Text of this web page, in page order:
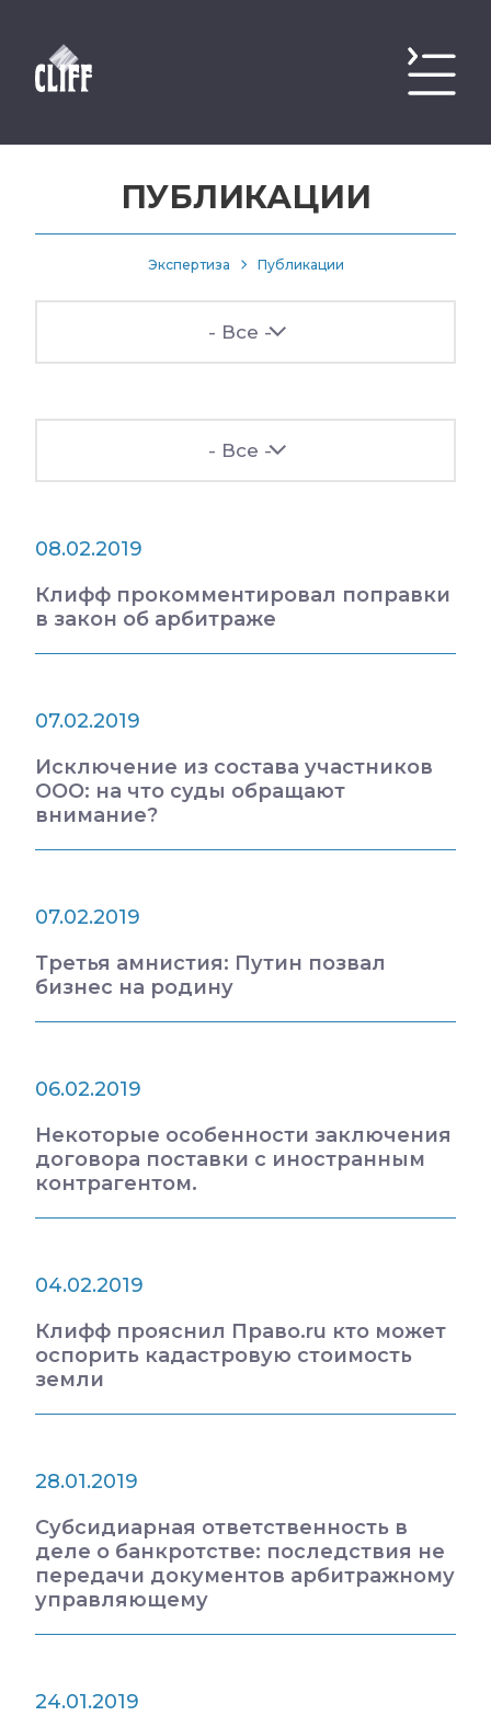
ПУБЛИКАЦИИ
Экспертиза Публикации
- Все -
- Все -
08.02.2019
Клифф прокомментировал поправки
в закон об арбитраже
07.02.2019
Исключение из состава участников
ООО: на что суды обращают
внимание?
07.02.2019
Третья амнистия: Путин позвал
бизнес на родину
06.02.2019
Некоторые особенности заключения
договора поставки с иностранным
контрагентом.
04.02.2019
Клифф прояснил Право.ru кто может
оспорить кадастровую стоимость
земли
28.01.2019
Субсидиарная ответственность в
деле о банкротстве: последствия не
передачи документов арбитражному
управляющему
24.01.2019